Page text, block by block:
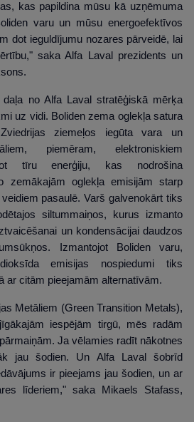
kas papildina mūsu kā uzņēmuma
varu un mūsu energoefektīvos
dot ieguldījumu nozares pārveidē, lai
saka Alfa Laval prezidents un
no Alfa Laval stratēģiskā mērķa
uz vidi. Boliden zema oglekļa satura
ziemeļos iegūta vara un
piemēram, elektroniskiem
tīru enerģiju, kas nodrošina
zemākajām oglekļa emisijām starp
pasaulē. Varš galvenokārt tiks
siltummaiņos, kurus izmanto
un kondensācijai daudzos
Izmantojot Boliden varu,
emisijas nospiedumi tiks
ar citām pieejamām alternatīvām.
Metāliem (Green Transition Metals),
iespējām tirgū, mēs radām
Ja vēlamies radīt nākotnes
jau šodien. Un Alfa Laval šobrīd
ir pieejams jau šodien, un ar
līderiem," saka Mikaels Stafass,